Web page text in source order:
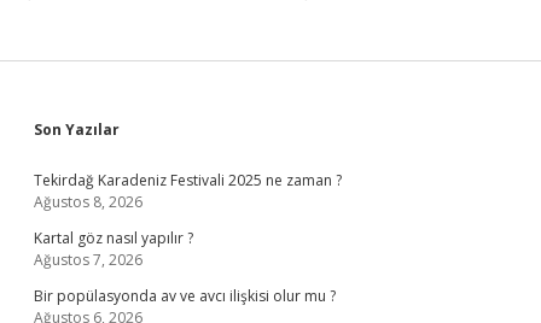
Sidebar
Son Yazılar
Tekirdağ Karadeniz Festivali 2025 ne zaman ?
Ağustos 8, 2026
Kartal göz nasıl yapılır ?
Ağustos 7, 2026
Bir popülasyonda av ve avcı ilişkisi olur mu ?
Ağustos 6, 2026